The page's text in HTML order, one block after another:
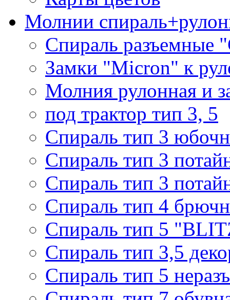
Молнии
Спираль разъемные
Замки "Micron" к
Молния рулонная и
под трактор тип 3, 5
Спираль тип 3
Спираль тип 3
Спираль тип 3
Спираль тип 4
Спираль тип 5
Спираль тип 3,5
Спираль тип 5